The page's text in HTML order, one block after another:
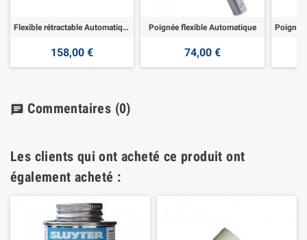
Flexible rétractable Automatique
158,00 €
Poignée flexible Automatique
74,00 €
chat Commentaires (0)
Les clients qui ont acheté ce produit ont
également acheté :